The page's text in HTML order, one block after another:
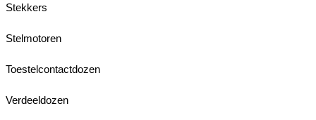
Stekkers
Stelmotoren
Toestelcontactdozen
Verdeeldozen